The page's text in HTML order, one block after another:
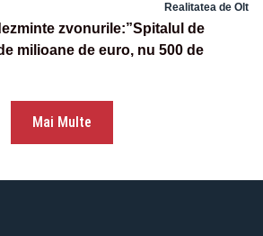
Realitatea de Olt
zvonurile:”Spitalul de
milioane de euro, nu 500 de
Mai Multe